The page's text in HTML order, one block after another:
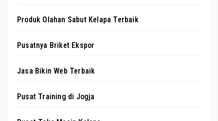
Produk Olahan Sabut Kelapa Terbaik
Pusatnya Briket Ekspor
Jasa Bikin Web Terbaik
Pusat Training di Jogja